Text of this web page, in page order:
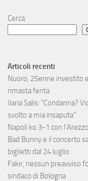
Cerca
Articoli recenti
Nuoro, 25enne investito
rimasta ferita
Ilaria Salis: “Condanna?
svolto a mia insaputa”
Napoli ko 3-1 con
Bad Bunny e il concerto
biglietti dal 24 luglio
Fakir, nessun preavviso
sindaco di Bologna